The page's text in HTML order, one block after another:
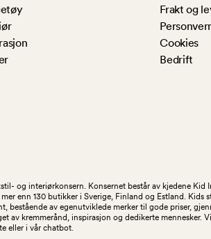
Frakt og
Cookies
Bedrift
og interiørkonsern. Konsernet består av kjedene Kid
enn 130 butikker i Sverige, Finland og Estland. Kids
bestående av egenutviklede merker til gode priser,
av kremmerånd, inspirasjon og dedikerte mennesker.
eller i vår chatbot.